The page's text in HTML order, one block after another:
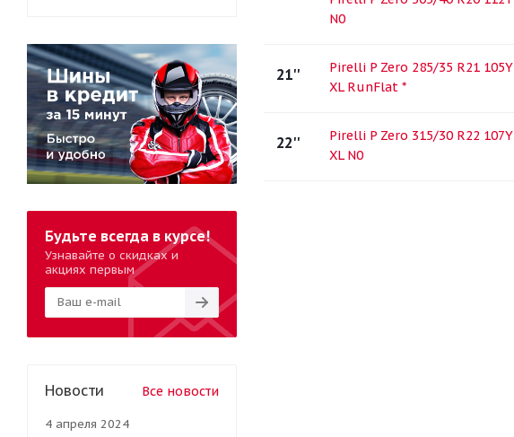
N0
21''
Pirelli P Zero 285/35 R21 105Y
XL RunFlat *
22''
Pirelli P Zero 315/30 R22 107Y
XL N0
Будьте всегда в курсе!
Узнавайте о скидках и
акциях первым
Новости Все новости
4 апреля 2024